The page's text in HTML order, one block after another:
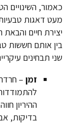
כאמור, השינויים
מעט דאגות
יצירת חיים
בין אותם חששות
שני תבחינים
זמן –
ההיריון
בדיקות,